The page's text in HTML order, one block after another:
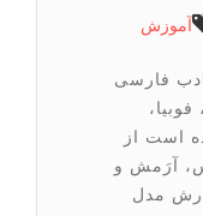
و